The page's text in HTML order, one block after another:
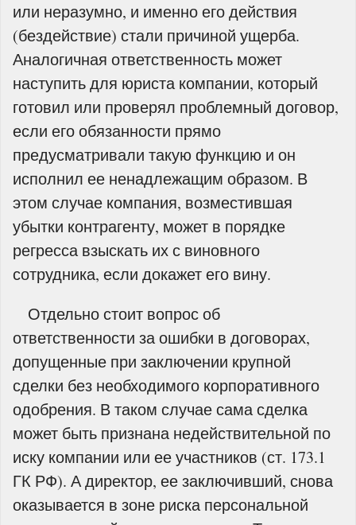
или неразумно, и именно его действия
(бездействие) стали причиной ущерба.
Аналогичная ответственность может
наступить для юриста компании, который
готовил или проверял проблемный договор,
если его обязанности прямо
предусматривали такую функцию и он
исполнил ее ненадлежащим образом. В
этом случае компания, возместившая
убытки контрагенту, может в порядке
регресса взыскать их с виновного
сотрудника, если докажет его вину.
Отдельно стоит вопрос об
ответственности за ошибки в договорах,
допущенные при заключении крупной
сделки без необходимого корпоративного
одобрения. В таком случае сама сделка
может быть признана недействительной по
иску компании или ее участников (ст. 173.1
ГК РФ). А директор, ее заключивший, снова
оказывается в зоне риска персональной